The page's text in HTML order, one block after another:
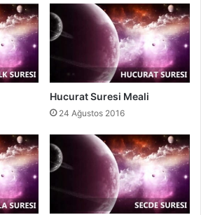
Hucurat Suresi Meali
24 Ağustos 2016